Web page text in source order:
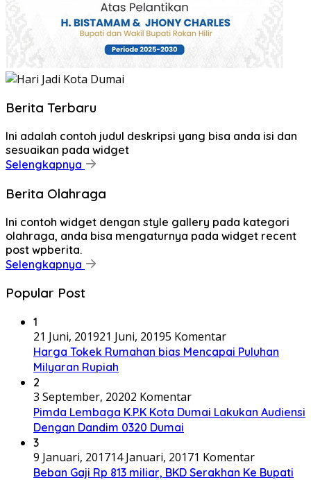
Berita Terbaru
Ini adalah contoh judul deskripsi yang bisa anda isi dan
sesuaikan pada widget
Selengkapnya
Berita Olahraga
Ini contoh widget dengan style gallery pada kategori
olahraga, anda bisa mengaturnya pada widget recent
post wpberita.
Selengkapnya
Popular Post
1
21 Juni, 201921 Juni, 20195 Komentar
Harga Tokek Rumahan bias Mencapai Puluhan
Milyaran Rupiah
2
3 September, 20202 Komentar
Pimda Lembaga K.P.K Kota Dumai Lakukan Audiensi
Dengan Dandim 0320 Dumai
3
9 Januari, 201714 Januari, 20171 Komentar
Beban Gaji Rp 813 miliar, BKD Serakhan Ke Bupati